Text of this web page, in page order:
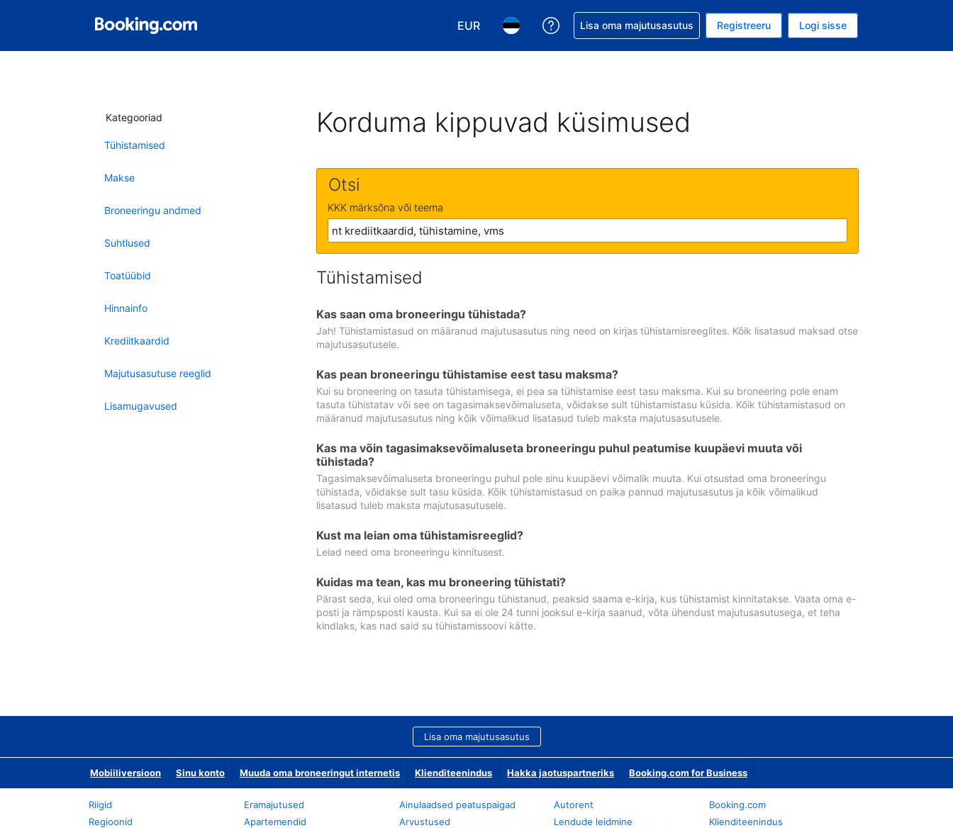
EUR
Vali valuuta. Praegune valitud valuuta on EUR
Vali keel. Praegune valitud keel on Eesti keeles
Saa broneeringuga abi
Lisa oma majutusasutus Registreeru Logi sisse
Kategooriad
Tühistamised
Makse
Broneeringu andmed
Suhtlused
Toatüübid
Hinnainfo
Krediitkaardid
Majutusasutuse reeglid
Lisamugavused
Korduma kippuvad küsimused
Otsi
KKK märksõna või teema
Tühistamised
Kas saan oma broneeringu tühistada?
Jah! Tühistamistasud on määranud majutusasutus ning need on kirjas tühistamisreeglites. Kõik lisatasud maksad otse
majutusasutusele.
Kas pean broneeringu tühistamise eest tasu maksma?
Kui su broneering on tasuta tühistamisega, ei pea sa tühistamise eest tasu maksma. Kui su broneering pole enam
tasuta tühistatav või see on tagasimaksevõimaluseta, võidakse sult tühistamistasu küsida. Kõik tühistamistasud on
määranud majutusasutus ning kõik võimalikud lisatasud tuleb maksta majutusasutusele.
Kas ma võin tagasimaksevõimaluseta broneeringu puhul peatumise kuupäevi muuta või
tühistada?
Tagasimaksevõimaluseta broneeringu puhul pole sinu kuupäevi võimalik muuta. Kui otsustad oma broneeringu
tühistada, võidakse sult tasu küsida. Kõik tühistamistasud on paika pannud majutusasutus ja kõik võimalikud
lisatasud tuleb maksta majutusasutusele.
Kust ma leian oma tühistamisreeglid?
Leiad need oma broneeringu kinnitusest.
Kuidas ma tean, kas mu broneering tühistati?
Pärast seda, kui oled oma broneeringu tühistanud, peaksid saama e-kirja, kus tühistamist kinnitatakse. Vaata oma e-
posti ja rämpsposti kausta. Kui sa ei ole 24 tunni jooksul e-kirja saanud, võta ühendust majutusasutusega, et teha
kindlaks, kas nad said su tühistamissoovi kätte.
Lisa oma majutusasutus
Mobiiliversioon Sinu konto Muuda oma broneeringut internetis Klienditeenindus Hakka jaotuspartneriks Booking.com for Business
Riigid
Regioonid
Eramajutused
Apartemendid
Ainulaadsed peatuspaigad
Arvustused
Autorent
Lendude leidmine
Booking.com
Klienditeenindus